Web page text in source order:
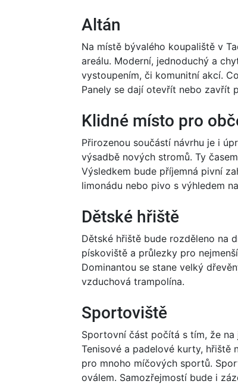
Altán
Na místě bývalého koupaliště v
areálu. Moderní, jednoduchý a
vystoupením, či komunitní akcí.
Panely se dají otevřít nebo zavřít
Klidné místo pro
Přirozenou součástí návrhu je i
výsadbě nových stromů. Ty
Výsledkem bude příjemná pivní
limonádu nebo pivo s výhledem
Dětské hřiště
Dětské hřiště bude rozděleno na
pískoviště a průlezky pro
Dominantou se stane velký
vzduchová trampolína.
Sportoviště
Sportovní část počítá s tím, že
Tenisové a padelové kurty, hřiště
pro mnoho míčových sportů.
oválem. Samozřejmostí bude i